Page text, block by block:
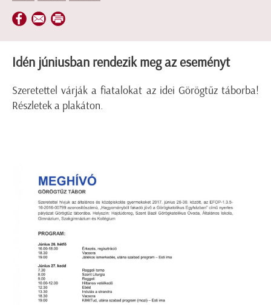
Idén júniusban rendezik meg az eseményt
Szeretettel várják a fiatalokat az idei Görögtűz táborba!
Részletek a plakáton.